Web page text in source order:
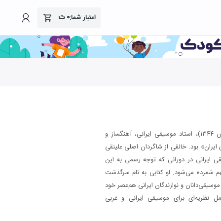
اعتبار شما:۰ت
روح‌الله خالقی (۱۲۸۵ خورشیدی - ۲۱ آبان ۱۳۴۴)، استاد موسیقی ایرانی، آهنگساز و
بود. خالقی از شاگردان اصلی علینقی
ایرانی در دورانی که توجه رسمی به این
شمرده می‌شود. او کتابی به نام سرگذشت
و نوازندگان ایرانی هم‌عصر خود
نظریه‌ای برای موسیقی ایرانی و غربی